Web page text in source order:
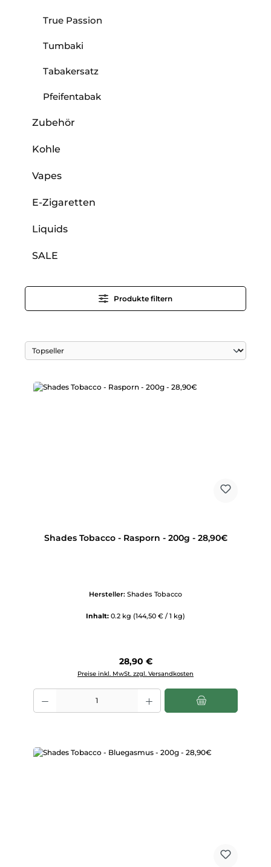
True Passion
Tumbaki
Tabakersatz
Pfeifentabak
Zubehör
Kohle
Vapes
E-Zigaretten
Liquids
SALE
Produkte filtern
Shades Tobacco - Rasporn - 200g - 28,90€
Hersteller: Shades Tobacco
Inhalt: 0.2 kg (144,50 € / 1 kg)
Regulärer Preis:
28,90 €
Preise inkl. MwSt. zzgl. Versandkosten
Produkt Anzahl: Gib den gewünschten Wert ein oder benutze die